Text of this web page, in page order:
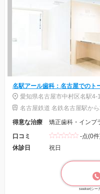
名駅アール歯科：名古屋でのト
愛知県名古屋市中村区名駅
名古屋鉄道 名鉄名古屋駅か
得意な治療
矯正歯科・インプ
口コミ
-点(0
休診日
祝日
seeker(シー